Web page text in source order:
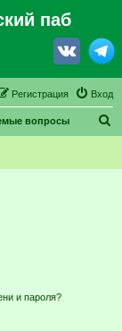
паб
Вход
Регистрация
вопросы
и пароля?